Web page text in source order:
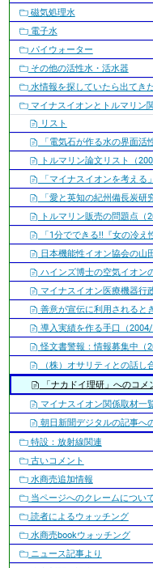
磁気処理水
電子水
パイウォーター
その他の活性水・活水器
水情報を探していたら出てき
マイナスイオンとトルマリン
リスト
「電気石が作る水の界面活
トルマリン論文リスト（
「マイナスイオンを考える
「愛と英知の紀州備長炭研
トルマリン販売の問題点（
「1分でできる!!『女の冷え
日本機能性イオン協会の山
ハインズ博士の空気イオン
マイナスイオン医療機器行
善意が宣伝に利用されると
導入実績を作る手口（2004/
怪文書警報：情報募集中（
（株）オサリティとの話し
「ナカドイ理研」へのコメ
マイナスイオン関係取材一
朝日新聞デジタルの記事へ
特設：放射線関連
古いコメント
水商売追加情報
当ページへのクレームについ
読者によるウォッチング
水商売bookウォッチング
ニュース記事より